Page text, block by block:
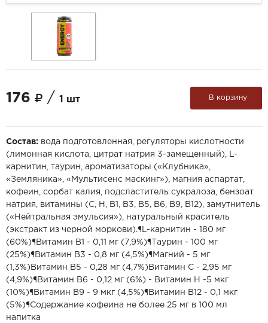
176 / 1 шт В корзину
Состав: вода подготовленная, регуляторы кислотности
(лимонная кислота, цитрат натрия 3-замещенный), L-
карнитин, таурин, ароматизаторы («Клубника»,
«Земляника», «Мультисенс маскинг»), магния аспартат,
кофеин, сорбат калия, подсластитель сукралоза, бензоат
натрия, витамины (С, Н, В1, В3, В5, В6, В9, В12), замутнитель
(«Нейтральная эмульсия»), натуральный краситель
(экстракт из черной моркови).¶L-карнитин - 180 мг
(60%)¶Витамин В1 - 0,11 мг (7,9%)¶Таурин - 100 мг
(25%)¶Витамин В3 - 0,8 мг (4,5%)¶Магний - 5 мг
(1,3%)Витамин В5 - 0,28 мг (4,7%)Витамин С - 2,95 мг
(4,9%)¶Витамин В6 - 0,12 мг (6%) - Витамин Н -5 мкг
(10%)¶Витамин В9 - 9 мкг (4,5%)¶Витамин В12 - 0,1 мкг
(5%)¶Содержание кофеина не более 25 мг в 100 мл
напитка